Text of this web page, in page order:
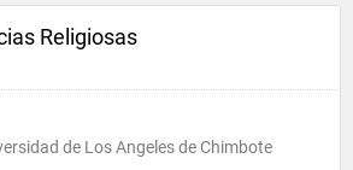
Religiosas
de Los Angeles de Chimbote